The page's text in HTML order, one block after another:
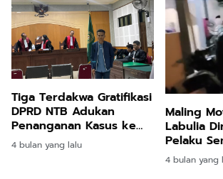
Tiga Terdakwa Gratifikasi
DPRD NTB Adukan
Penanganan Kasus ke
Jaksa Agung dan
Ombudsman RI
4 bulan yang lalu
Maling
Labulia
Pelaku
Sembunyi
Berakhir
4 bulan yang